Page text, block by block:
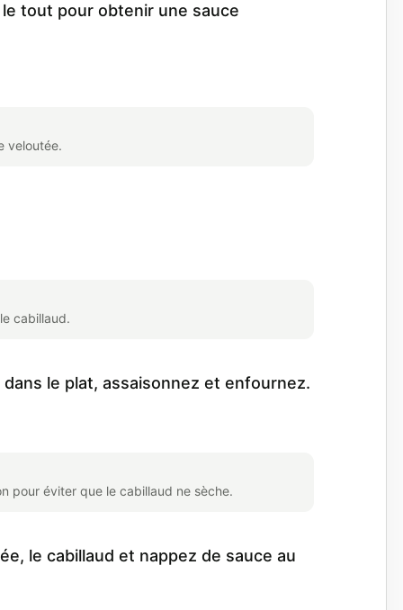
tout pour obtenir une sauce
veloutée.
cabillaud.
le plat, assaisonnez et enfournez.
pour éviter que le cabillaud ne sèche.
le cabillaud et nappez de sauce au